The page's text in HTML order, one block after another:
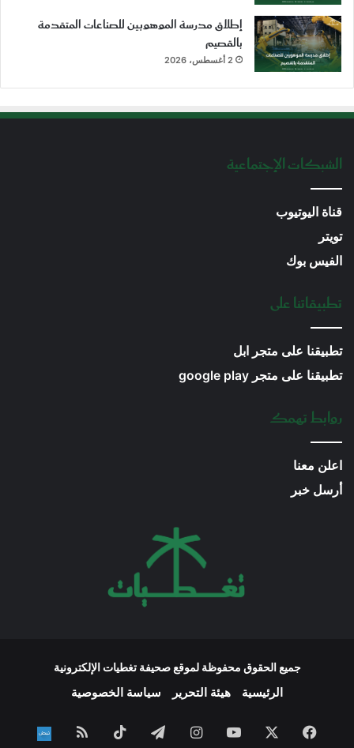
إطلاق مدرسة الموهوبين للصناعات المتقدمة
بالقصيم
2 أغسطس، 2026
الشبكات الإجتماعية
قناة اليوتيوب
تويتر
الفيس بوك
تطبيقاتنا على
تطبيقنا على متجر ابل
تطبيقنا على متجر google play
روابط تهمك
اعلن معنا
أرسل خبر
جميع الحقوق محفوظة لموقع صحيفة تغطيات الإلكترونية
الرئيسية هيئة التحرير سياسة الخصوصية
فيسبوك ‫YouTubeانستقرامتيلقرام ‫TikTokملخص